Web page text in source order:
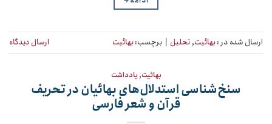
ارسال شده در :بهائیت,تحلیل برچسب:بهائیت ارسال دیدگاه
بهائیت,یادداشت
سنخ‌شناسی استدلال‌های بهائیان در تحریف
قرآن و شعر فارسی